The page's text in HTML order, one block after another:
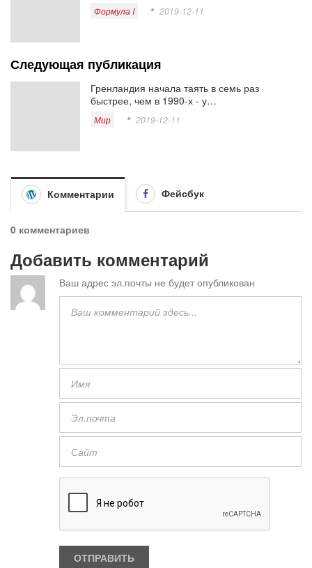
Формула I 2019-12-11
Следующая публикация
Гренландия начала таять в семь раз
быстрее, чем в 1990-х - у…
Мир 2019-12-11
Комментарии Фейсбук
0 комментариев
Добавить комментарий
Ваш адрес эл.почты не будет опубликован